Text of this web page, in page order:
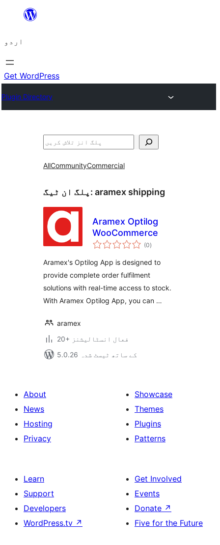
چھوڑیں
پر
جائیں
اردو
Get WordPress
Plugin Directory
تلاش
AllCommunityCommercial
پلگ ان ٹیگ: aramex shipping
Aramex Optilog
WooCommerce
(0مجموعی
درجہ
)
Aramex's Optilog App is designed to
provide complete order fulfilment
solutions with real-time access to stock.
With Aramex Optilog App, you can …
aramex
20+ فعال انسٹالیشنز
5.0.26 کے ساتھ ٹیسٹ شدہ
About
News
Hosting
Privacy
Showcase
Themes
Plugins
Patterns
Learn
Support
Developers
WordPress.tv ↗
Get Involved
Events
Donate ↗
Five for the Future